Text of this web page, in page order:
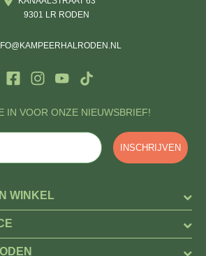
IN VOOR ONZE NIEUWSBRIEF!
INSCHRIJVEN
9301 LR RODEN
WINKEL